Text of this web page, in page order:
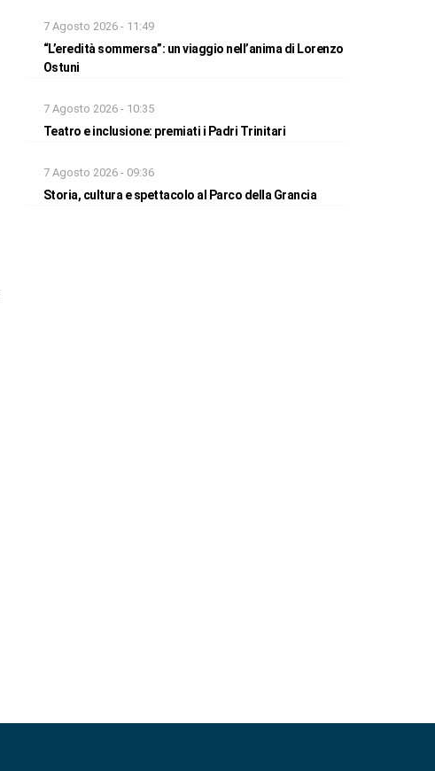
7 Agosto 2026 - 11:49
“L’eredità sommersa”: un viaggio nell’anima di Lorenzo
Ostuni
7 Agosto 2026 - 10:35
Teatro e inclusione: premiati i Padri Trinitari
7 Agosto 2026 - 09:36
Storia, cultura e spettacolo al Parco della Grancia